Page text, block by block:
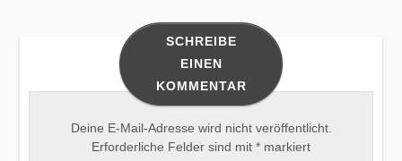
SCHREIBE
EINEN
KOMMENTAR
Deine E-Mail-Adresse wird nicht veröffentlicht.
Erforderliche Felder sind mit * markiert